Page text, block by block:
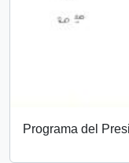
Programa del